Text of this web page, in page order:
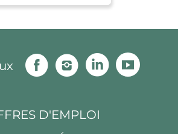
FacebookInstagramLinkedin
D'EMPLOI